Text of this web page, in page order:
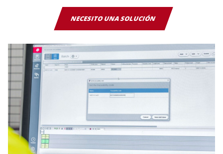
NECESITO UNA SOLUCIÓN